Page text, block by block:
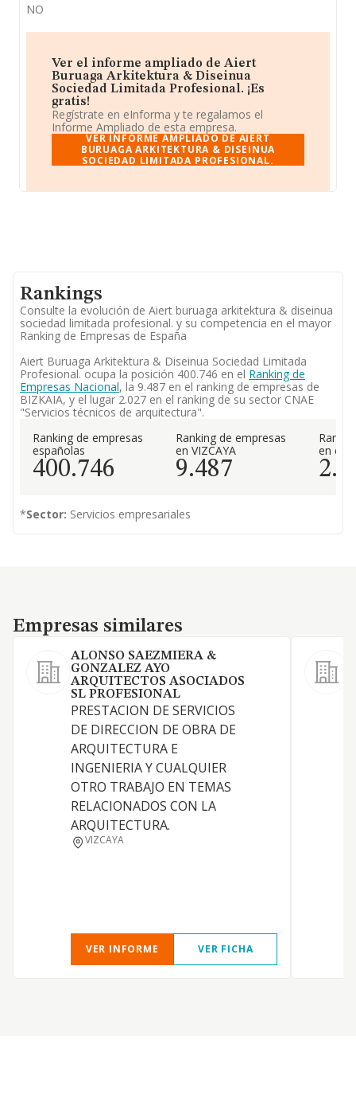
NO
Ver el informe ampliado de Aiert
Buruaga Arkitektura & Diseinua
Sociedad Limitada Profesional. ¡Es
gratis!
Regístrate en eInforma y te regalamos el
Informe Ampliado de esta empresa.
VER INFORME AMPLIADO DE AIERT
BURUAGA ARKITEKTURA & DISEINUA
SOCIEDAD LIMITADA PROFESIONAL.
Rankings
Consulte la evolución de Aiert buruaga arkitektura & diseinua
sociedad limitada profesional. y su competencia en el mayor
Ranking de Empresas de España
Aiert Buruaga Arkitektura & Diseinua Sociedad Limitada
Profesional. ocupa la posición 400.746 en el Ranking de
Empresas Nacional, la 9.487 en el ranking de empresas de
BIZKAIA, y el lugar 2.027 en el ranking de su sector CNAE
"Servicios técnicos de arquitectura".
Ranking de empresas
españolas
400.746
Ranking de empresas
en VIZCAYA
9.487
en el
*Sector: Servicios empresariales
Empresas similares
Empresas similares
ALONSO SAEZMIERA &
GONZALEZ AYO
ARQUITECTOS ASOCIADOS
SL PROFESIONAL
PRESTACION DE SERVICIOS
DE DIRECCION DE OBRA DE
ARQUITECTURA E
INGENIERIA Y CUALQUIER
OTRO TRABAJO EN TEMAS
RELACIONADOS CON LA
ARQUITECTURA.
VIZCAYA
VER INFORME VER FICHA